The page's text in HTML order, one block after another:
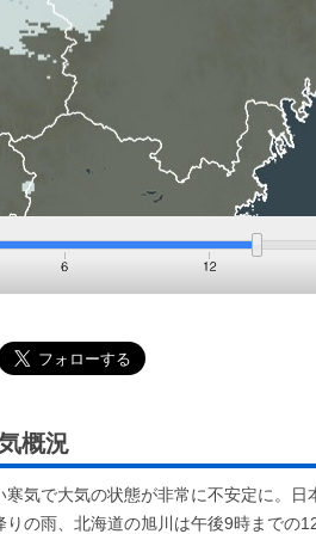
概況
気で大気の状態が非常に不安定に。
りの雨、北海道の旭川は午後9時までの